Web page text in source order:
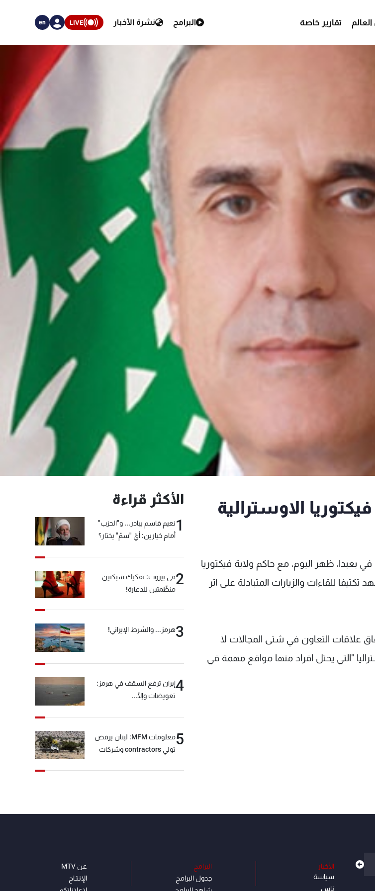
تقارير خاصة البرامج نشرة الأخبار LIVE
en
الاوسترالية
ظهر اليوم، مع حاكم ولاية فيكتوريا
للقاءات والزيارات المتبادلة على اثر
علاقات التعاون في شتى المجالات لا
"التي يحتل افراد منها مواقع مهمة في
الأكثر قراءة
1نعيم قاسم يبادر... و"الحزب"
أمام خيارين: أيّ "سمّ" يختار؟
2في بيروت: تفكيك شبكتين
منظّمتين للدعارة!
3هرمز... والشرط الإيراني!
4إيران ترفع السقف في هرمز:
تعويضات وإلّا...
5
معلومات MFM: لبنان يرفض
تولي contractors وشركات
الأخبار
سياسة
ناس
البرامج
جدول البرامج
عن MTV
الإنـتـاج